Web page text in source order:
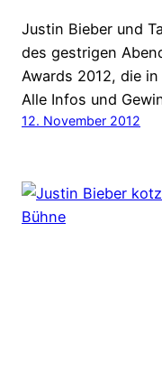
Justin Bieber und
des gestrigen
Awards 2012, die
Alle Infos und
12. November 2012